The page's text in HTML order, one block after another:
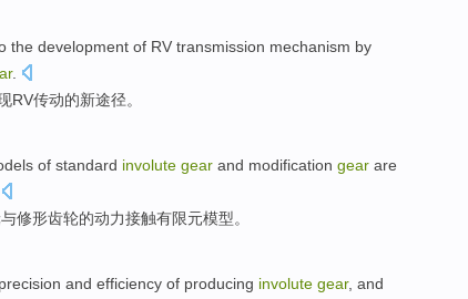
the development of RV transmission mechanism by
.
RV传动的新途径。
of standard involute gear and modification gear are
与修形齿轮的动力接触有限元模型。
precision and efficiency of producing involute gear, and